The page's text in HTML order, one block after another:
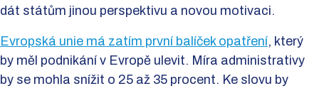
dát státům jinou perspektivu a novou motivaci.
Evropská unie má zatím první balíček opatření, který
by měl podnikání v Evropě ulevit. Míra administrativy
by se mohla snížit o 25 až 35 procent. Ke slovu by